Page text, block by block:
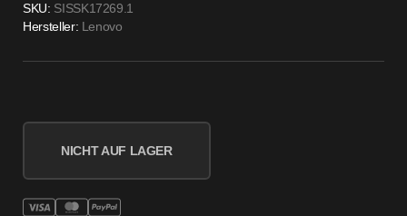
SKU: SISSK17269.1
Hersteller: Lenovo
NICHT AUF LAGER